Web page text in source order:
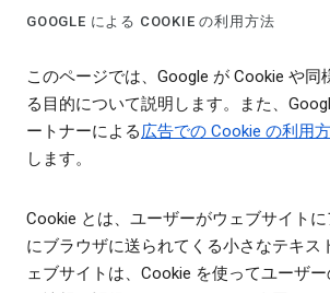
GOOGLE による COOKIE の利用方法
このページでは、Google が Cookie や同
る目的について説明します。また、
ートナーによる広告での Cookie の利用
します。
Cookie とは、ユーザーがウェブサイト
にブラウザに送られてくる小さなテキス
ェブサイトは、Cookie を使ってユーザ